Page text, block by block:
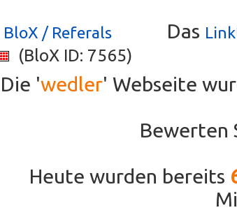
BloX / Referals
(BloX ID: 7565)
Das
Die 'wedler' Webseite
Bewerten
Heute wurden bereits